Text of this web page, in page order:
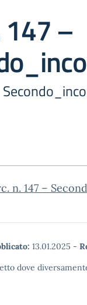
147 –
n. 147 –
13.01.2025 -
dove